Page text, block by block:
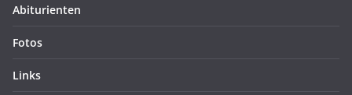
Abiturienten
Fotos
Links